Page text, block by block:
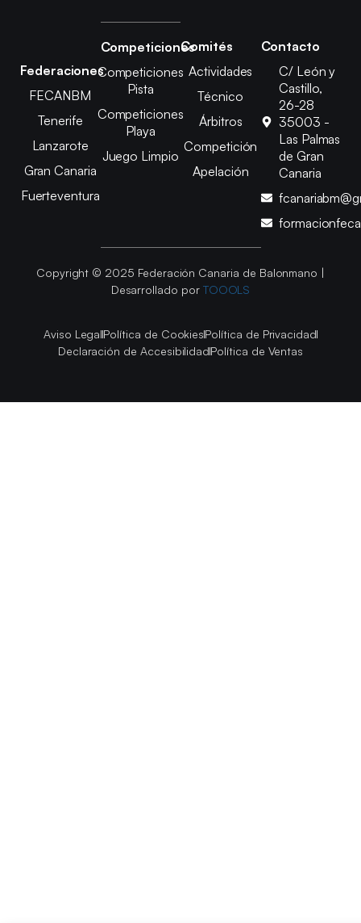
Federaciones
FECANBM
Tenerife
Lanzarote
Gran Canaria
Fuerteventura
Competiciones
Competiciones
Pista
Competiciones
Playa
Juego Limpio
Comités
Actividades
Técnico
Árbitros
Competición
Apelación
Contacto
C/ León y
Castillo,
26-28
35003 -
Las Palmas
de Gran
Canaria
Copyright © 2025 Federación Canaria de Balonmano |
Desarrollado por TOOOLS
Aviso LegalPolítica de CookiesPolítica de Privacidad
Declaración de AccesibilidadPolítica de Ventas